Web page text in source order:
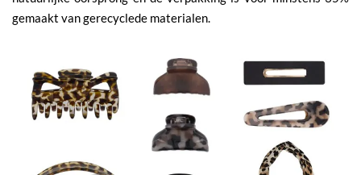
gemaakt van gerecyclede materialen.